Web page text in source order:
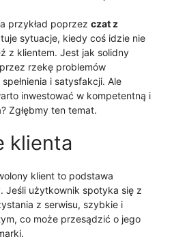
przykład poprzez czat z
sytuacje, kiedy coś idzie nie
z klientem. Jest jak solidny
rzekę problemów
i satysfakcji. Ale
inwestować w kompetentną i
Zgłębmy ten temat.
klienta
klient to podstawa
Jeśli użytkownik spotyka się z
z serwisu, szybkie i
co może przesądzić o jego